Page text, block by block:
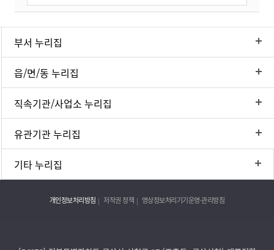
부서 누리집
읍/면/동 누리집
직속기관/사업소 누리집
유관기관 누리집
기타 누리집
개인정보처리방침 저작권 정책 영상정보처리기기운영·관리방침